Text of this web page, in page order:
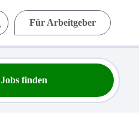
Für Arbeitgeber
Jobs finden